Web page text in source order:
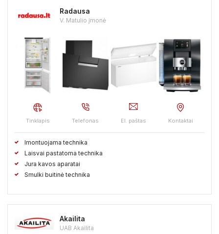
Plungės raj. Prienų raj. Radviliškio raj.
Rietavo sav. Rokiškio raj. Šakių raj.
Šalčininkų raj. Šiaulių raj. Šilalės raj. Šilutės raj.
Širvintų raj. Telšių raj.
Trakų raj. Ukmergės raj. Utenos raj.
Vilkaviškio raj. Vilniaus raj. Visagino sav. Zarasų raj.
Radausa
V. Matulio įmonė
Tinklapis Telefonas El. paštas Kontaktai
Imontuojama technika
Laisvai pastatoma technika
Jura kavos aparatai
Smulki buitinė technika
Akailita
UAB Akailita